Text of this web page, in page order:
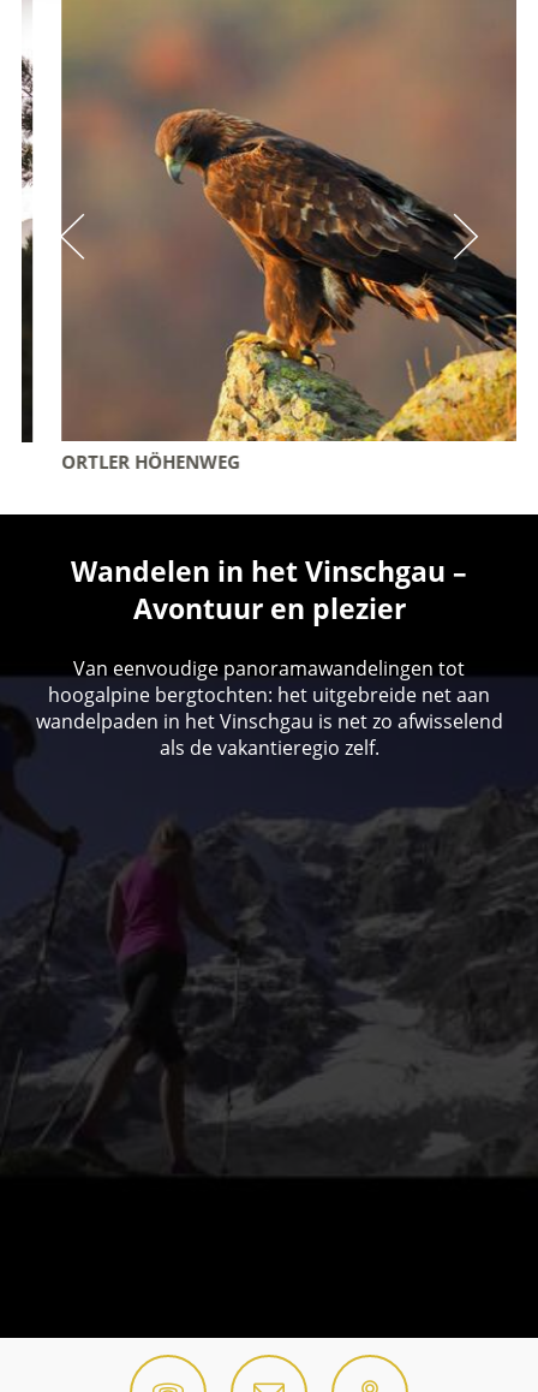
ORTLER HÖHENWEG
Wandelen in het Vinschgau –
Avontuur en plezier
Van eenvoudige panoramawandelingen tot
hoogalpine bergtochten: het uitgebreide net aan
wandelpaden in het Vinschgau is net zo afwisselend
als de vakantieregio zelf.